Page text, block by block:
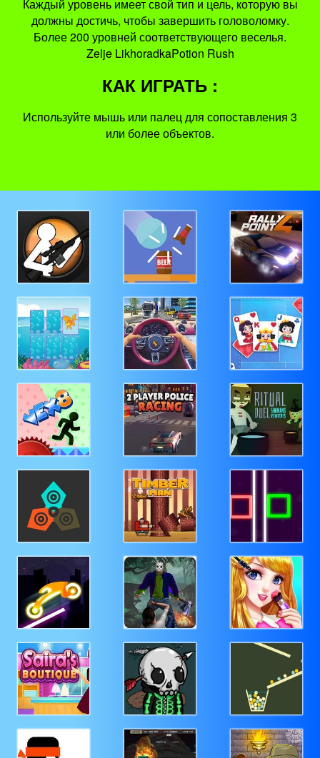
Каждый уровень имеет свой тип и цель, которую вы
должны достичь, чтобы завершить головоломку.
Более 200 уровней соответствующего веселья.
Zelje LikhoradkaPotion Rush
КАК ИГРАТЬ :
Используйте мышь или палец для сопоставления 3
или более объектов.